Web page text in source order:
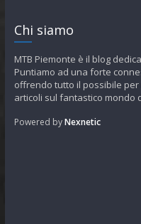
Chi siamo
MTB Piemonte è il blog
Puntiamo ad una forte
offrendo tutto il possibile
articoli sul fantastico mondo
Powered byNexnetic